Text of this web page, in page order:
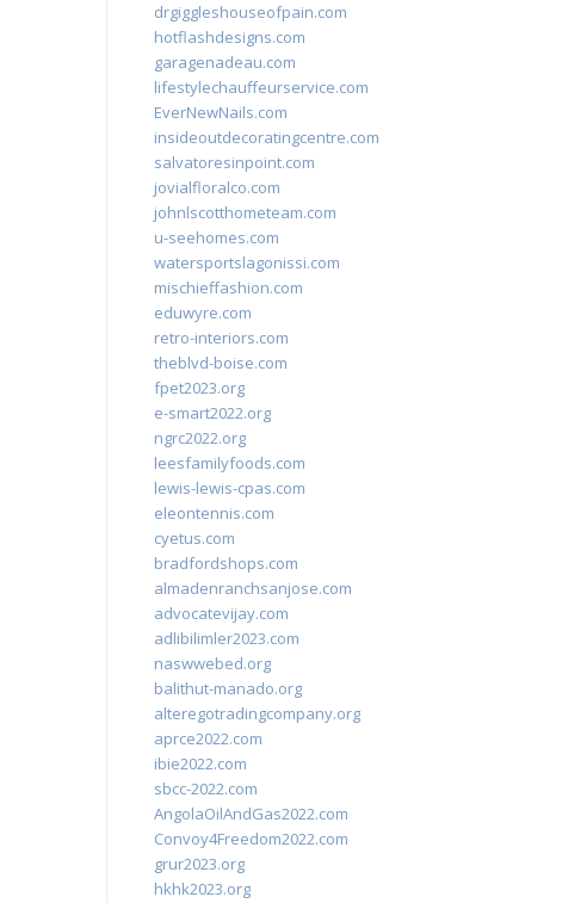
drgiggleshouseofpain.com
hotflashdesigns.com
garagenadeau.com
lifestylechauffeurservice.com
EverNewNails.com
insideoutdecoratingcentre.com
salvatoresinpoint.com
jovialfloralco.com
johnlscotthometeam.com
u-seehomes.com
watersportslagonissi.com
mischieffashion.com
eduwyre.com
retro-interiors.com
theblvd-boise.com
fpet2023.org
e-smart2022.org
ngrc2022.org
leesfamilyfoods.com
lewis-lewis-cpas.com
eleontennis.com
cyetus.com
bradfordshops.com
almadenranchsanjose.com
advocatevijay.com
adlibilimler2023.com
naswwebed.org
balithut-manado.org
alteregotradingcompany.org
aprce2022.com
ibie2022.com
sbcc-2022.com
AngolaOilAndGas2022.com
Convoy4Freedom2022.com
grur2023.org
hkhk2023.org